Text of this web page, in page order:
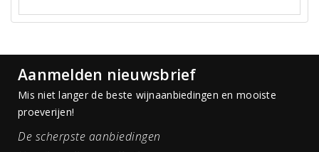
Aanmelden nieuwsbrief
Mis niet langer de beste wijnaanbiedingen en mooiste
proeverijen!
De scherpste aanbiedingen